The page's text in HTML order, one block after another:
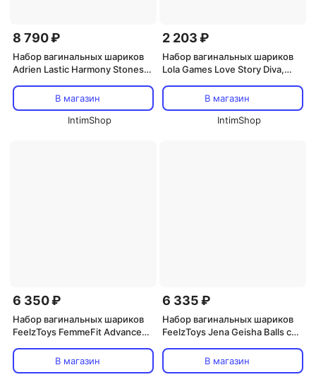
8 790 ₽
Набор вагинальных шариков
Adrien Lastic Harmony Stones,
В магазин
IntimShop
2 203 ₽
Набор вагинальных шариков
Lola Games Love Story Diva,
В магазин
IntimShop
6 350 ₽
Набор вагинальных шариков
FeelzToys FemmeFit Advanced
В магазин
6 335 ₽
Набор вагинальных шариков
FeelzToys Jena Geisha Balls со
тяжести, разноцветный
В магазин